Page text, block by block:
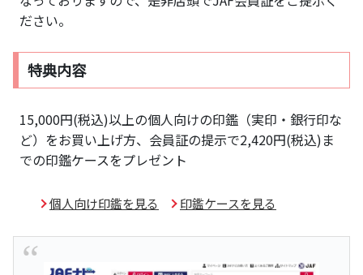
ださい。
特典内容
15,000円(税込)以上の個人向けの印鑑（実印・銀行印な
ど）をお買い上げ方、会員証の提示で2,420円(税込)ま
での印鑑ケースをプレゼント
個人向け印鑑を見る 印鑑ケースを見る